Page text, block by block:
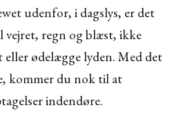
udenfor, i dagslys, er det
vejret, regn og blæst, ikke
ødelægge lyden. Med det
kommer du nok til at
indendøre.